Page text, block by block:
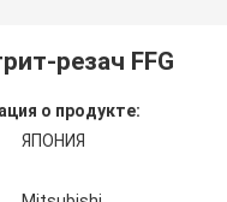
резач FFG
о продукте:
ЯПОНИЯ